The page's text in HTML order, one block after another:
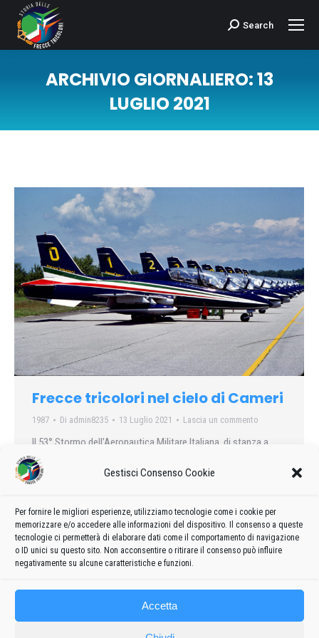
Gestisci Consenso Cookie
Per fornire le migliori esperienze, utilizziamo tecnologie come i cookie per
memorizzare e/o accedere alle informazioni del dispositivo. Il consenso a queste
tecnologie ci permetterà di elaborare dati come il comportamento di navigazione
o ID unici su questo sito. Non acconsentire o ritirare il consenso può influire
negativamente su alcune caratteristiche e funzioni.
Accetta
Cerca:Search
ARCHIVIO GIORNALIERO:13
LUGLIO 2021
Frecce tricolori nel cielo di Cameri
1987 Di admin8235 13 Luglio 2021 Lascia un commento
Il 53° Stormo dell’Aeronautica Militare Italiana, di stanza a
Cameri, celebra domani 150 anni della sua costituzione. Per
l’occasione le «Frecce tricolori», guidate dal novarese tenente
spettacolari esibizioni a conclusione di una grande
manifestazione aerea organizzata all’aeroporto di Cameri che
sarà aperto dalle 13.